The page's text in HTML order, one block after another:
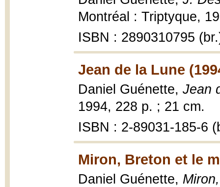
Montréal : Triptyque,
ISBN : 2890310795
Jean de la Lune
Daniel Guénette, Jean
1994, 228 p. ; 21 cm.
ISBN : 2-89031-185-6
Miron, Breton et le
Daniel Guénette,